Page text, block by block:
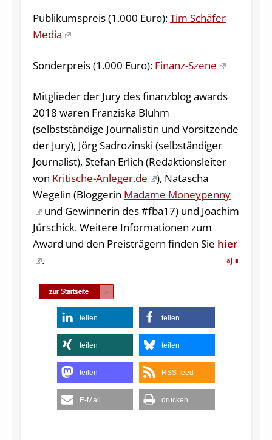
Publikumspreis (1.000 Euro):Tim Schäfer
Media
Sonderpreis (1.000 Euro): Finanz-Szene
Mitglieder der Jury des finanzblog awards
2018 waren Franziska Bluhm
(selbstständige Journalistin und Vorsitzende
der Jury), Jörg Sadrozinski (selbständiger
Journalist), Stefan Erlich (Redaktionsleiter
von Kritische-Anleger.de
), Natascha
Wegelin (Bloggerin Madame Moneypenny
und Gewinnerin des #fba17) und Joachim
Jürschick. Weitere Informationen zum
Award und den Preisträgern finden Sie hier
.
aj
teilen teilen
teilen teilen
teilen RSS-feed
E-Mail drucken